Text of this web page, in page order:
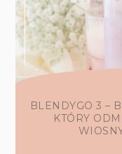
BLENDYGO 3 –
KTÓRY